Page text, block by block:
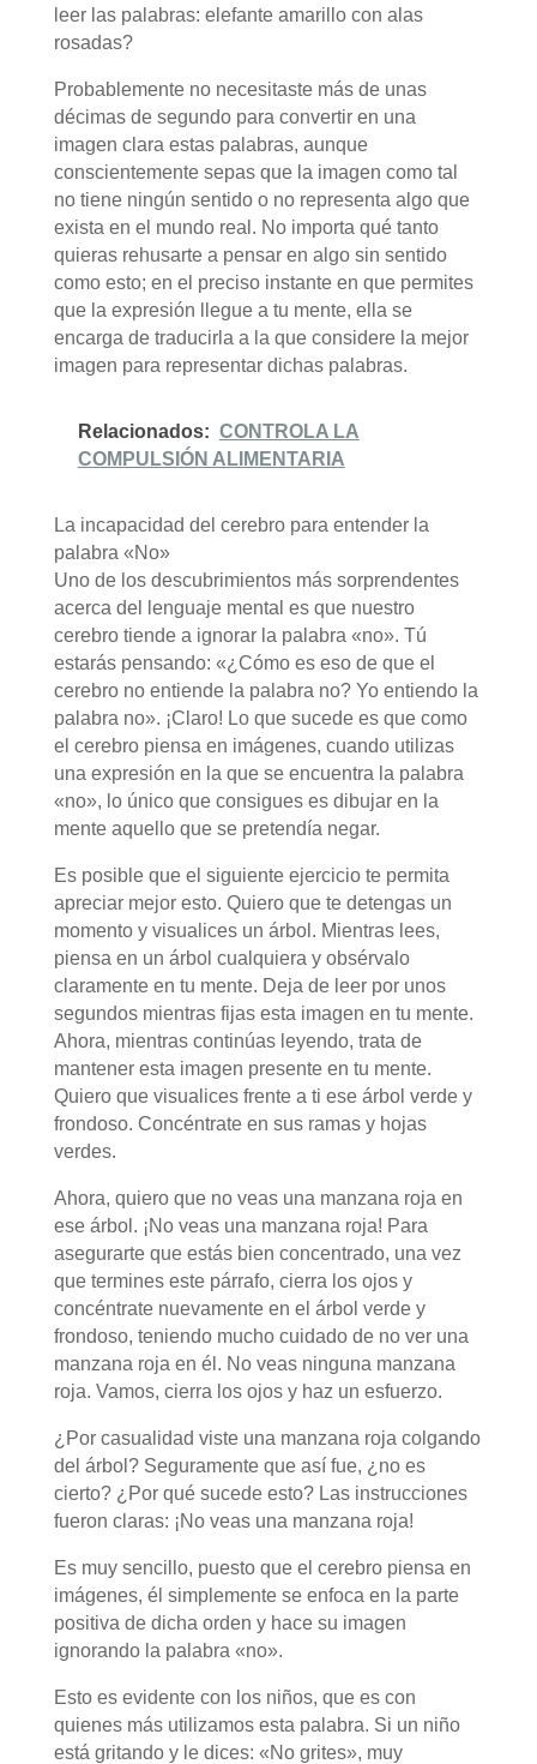
leer las palabras: elefante amarillo con alas
rosadas?
Probablemente no necesitaste más de unas
décimas de segundo para convertir en una
imagen clara estas palabras, aunque
conscientemente sepas que la imagen como tal
no tiene ningún sentido o no representa algo que
exista en el mundo real. No importa qué tanto
quieras rehusarte a pensar en algo sin sentido
como esto; en el preciso instante en que permites
que la expresión llegue a tu mente, ella se
encarga de traducirla a la que considere la mejor
imagen para representar dichas palabras.
Relacionados: CONTROLA LA
COMPULSIÓN ALIMENTARIA
La incapacidad del cerebro para entender la
palabra «No»
Uno de los descubrimientos más sorprendentes
acerca del lenguaje mental es que nuestro
cerebro tiende a ignorar la palabra «no». Tú
estarás pensando: «¿Cómo es eso de que el
cerebro no entiende la palabra no? Yo entiendo la
palabra no». ¡Claro! Lo que sucede es que como
el cerebro piensa en imágenes, cuando utilizas
una expresión en la que se encuentra la palabra
«no», lo único que consigues es dibujar en la
mente aquello que se pretendía negar.
Es posible que el siguiente ejercicio te permita
apreciar mejor esto. Quiero que te detengas un
momento y visualices un árbol. Mientras lees,
piensa en un árbol cualquiera y obsérvalo
claramente en tu mente. Deja de leer por unos
segundos mientras fijas esta imagen en tu mente.
Ahora, mientras continúas leyendo, trata de
mantener esta imagen presente en tu mente.
Quiero que visualices frente a ti ese árbol verde y
frondoso. Concéntrate en sus ramas y hojas
verdes.
Ahora, quiero que no veas una manzana roja en
ese árbol. ¡No veas una manzana roja! Para
asegurarte que estás bien concentrado, una vez
que termines este párrafo, cierra los ojos y
concéntrate nuevamente en el árbol verde y
frondoso, teniendo mucho cuidado de no ver una
manzana roja en él. No veas ninguna manzana
roja. Vamos, cierra los ojos y haz un esfuerzo.
¿Por casualidad viste una manzana roja colgando
del árbol? Seguramente que así fue, ¿no es
cierto? ¿Por qué sucede esto? Las instrucciones
fueron claras: ¡No veas una manzana roja!
Es muy sencillo, puesto que el cerebro piensa en
imágenes, él simplemente se enfoca en la parte
positiva de dicha orden y hace su imagen
ignorando la palabra «no».
Esto es evidente con los niños, que es con
quienes más utilizamos esta palabra. Si un niño
está gritando y le dices: «No grites», muy